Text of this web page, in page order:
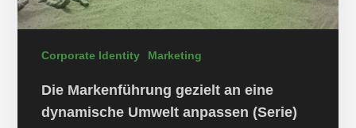
Corporate Identity Marketing
Die Markenführung gezielt an eine
dynamische Umwelt anpassen (Serie)